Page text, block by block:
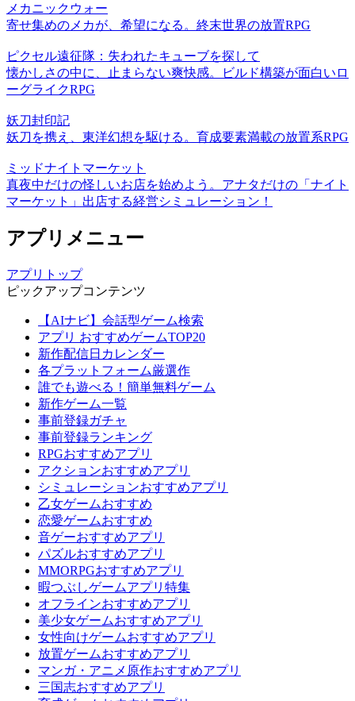
メカニックウォー
寄せ集めのメカが、希望になる。終末世界の放置RPG
ピクセル遠征隊：失われたキューブを探して
懐かしさの中に、止まらない爽快感。ビルド構築が面白いロ
ーグライクRPG
妖刀封印記
妖刀を携え、東洋幻想を駆ける。育成要素満載の放置系RPG
ミッドナイトマーケット
真夜中だけの怪しいお店を始めよう。アナタだけの「ナイト
マーケット」出店する経営シミュレーション！
アプリメニュー
アプリトップ
ピックアップコンテンツ
【AIナビ】会話型ゲーム検索
アプリ おすすめゲームTOP20
新作配信日カレンダー
各プラットフォーム厳選作
誰でも遊べる！簡単無料ゲーム
新作ゲーム一覧
事前登録ガチャ
事前登録ランキング
RPGおすすめアプリ
アクションおすすめアプリ
シミュレーションおすすめアプリ
乙女ゲームおすすめ
恋愛ゲームおすすめ
音ゲーおすすめアプリ
パズルおすすめアプリ
MMORPGおすすめアプリ
暇つぶしゲームアプリ特集
オフラインおすすめアプリ
美少女ゲームおすすめアプリ
女性向けゲームおすすめアプリ
放置ゲームおすすめアプリ
マンガ・アニメ原作おすすめアプリ
三国志おすすめアプリ